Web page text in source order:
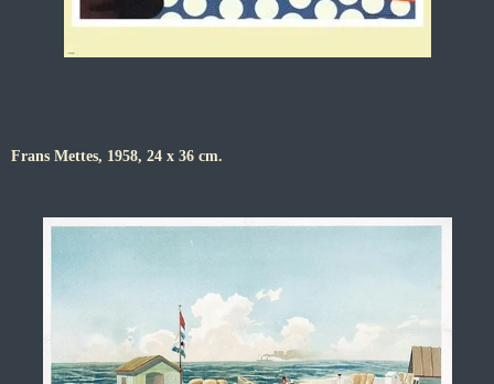
Frans Mettes, 1958, 24 x 36 cm.